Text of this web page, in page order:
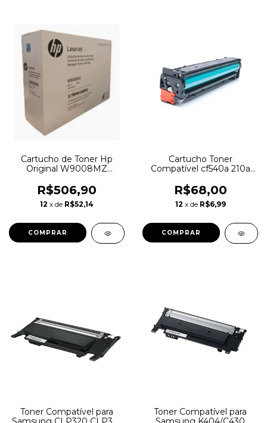
Cartucho de Toner Hp
Original W9008MZ
E52645dn
R$506,90
12 x de R$52,14
Cartucho Toner
Compatível cf540a 210a
R$68,00
12 x de R$6,99
Toner Compatível para
Toner Compatível para